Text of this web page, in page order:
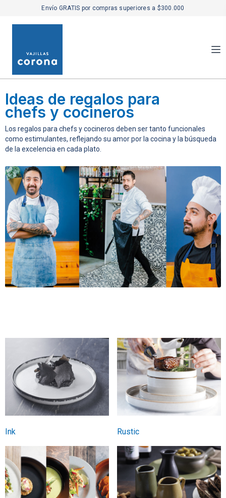
Envío GRATIS por compras superiores a $300.000
Ideas de regalos para
chefs y cocineros
Los regalos para chefs y cocineros deben ser tanto funcionales
como estimulantes, reflejando su amor por la cocina y la búsqueda
de la excelencia en cada plato.
Ink Rustic